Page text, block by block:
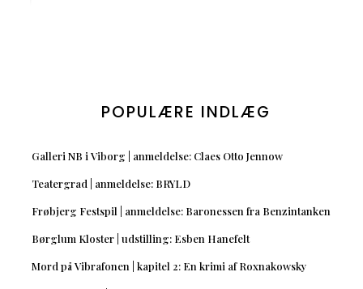
POPULÆRE INDLÆG
Galleri NB i Viborg | anmeldelse: Claes Otto Jennow
Teatergrad | anmeldelse: BRYLD
Frøbjerg Festspil | anmeldelse: Baronessen fra Benzintanken
Børglum Kloster | udstilling: Esben Hanefelt
Mord på Vibrafonen | kapitel 2: En krimi af Roxnakowsky